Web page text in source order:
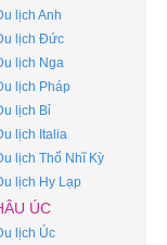
lịch Anh
lịch Đức
lịch Nga
lịch Pháp
lịch Bỉ
lịch Italia
lịch Thổ Nhĩ Kỳ
lịch Hy Lạp
ÚC
lịch Úc